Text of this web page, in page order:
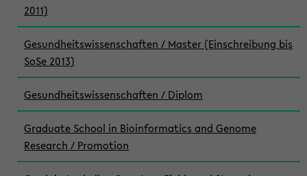
2011)
Gesundheitswissenschaften / Master (Einschreibung bis
SoSe 2013)
Gesundheitswissenschaften / Diplom
Graduate School in Bioinformatics and Genome
Research / Promotion